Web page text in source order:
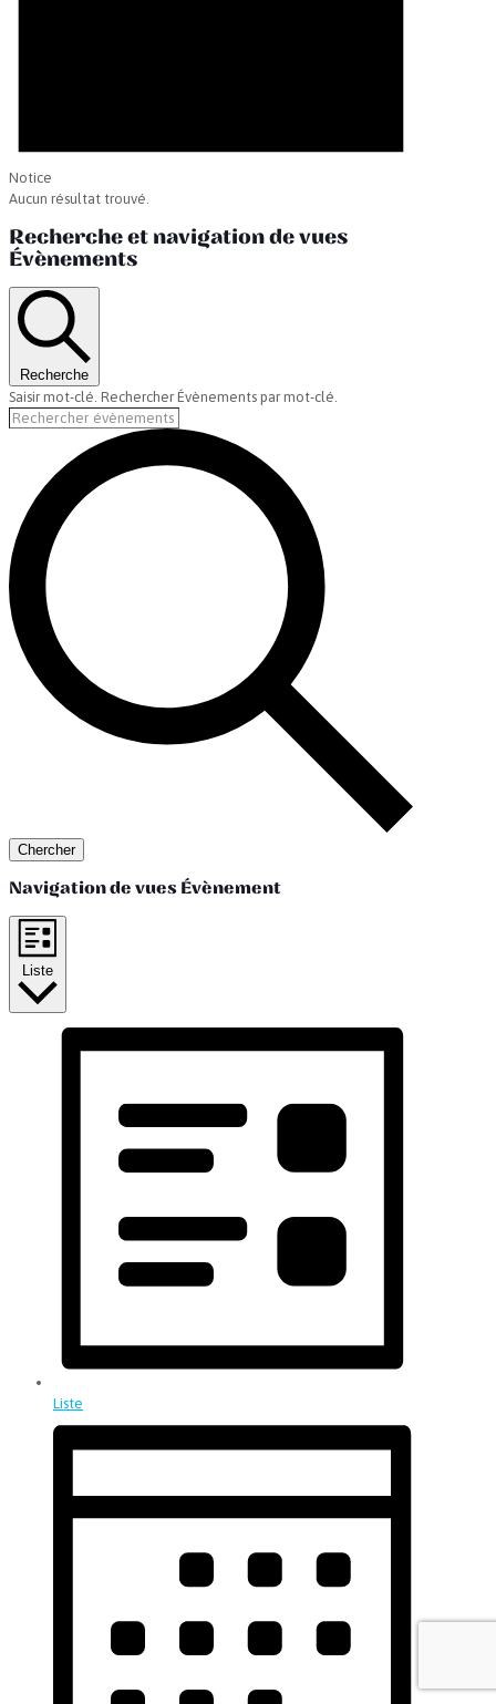
Notice
Aucun résultat trouvé.
Recherche et navigation de vues
Évènements
Recherche
Saisir mot-clé. Rechercher Évènements par mot-clé.
Chercher
Navigation de vues Évènement
Liste
Liste